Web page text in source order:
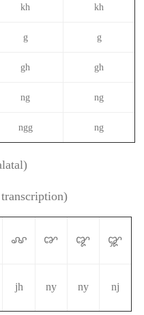
kh kh
g g
gh gh
ng ng
ngg ng
ꨏ ꨐ ꨑ ꨒ
jh ny ny nj